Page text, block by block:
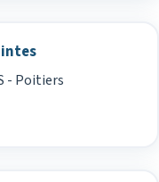
- Poitiers